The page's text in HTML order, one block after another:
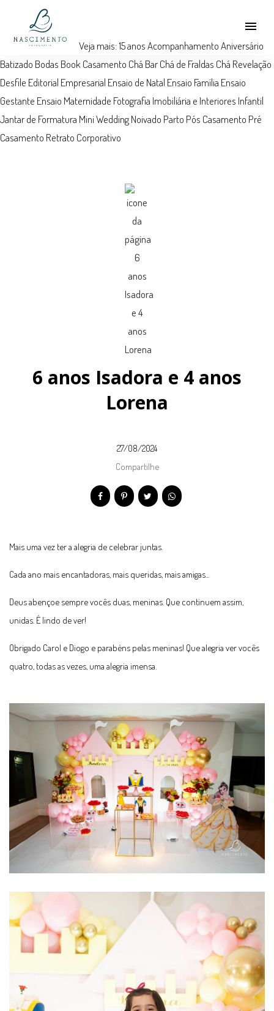
menu
Veja mais:15 anos AcompanhamentoAniversário
Batizado Bodas Book Casamento Chá BarChá de Fraldas Chá Revelação
Desfile Editorial Empresarial Ensaio de Natal Ensaio Família Ensaio
Gestante Ensaio Maternidade Fotografia Imobiliária e Interiores Infantil
Jantar de Formatura Mini WeddingNoivado Parto Pós Casamento Pré
Casamento Retrato Corporativo
6 anos Isadora e 4 anos
Lorena
27/08/2024
Compartilhe
Mais uma vez ter a alegria de celebrar juntas.
Cada ano mais encantadoras, mais queridas, mais amigas...
Deus abençoe sempre vocês duas, meninas. Que continuem assim,
unidas. É lindo de ver!
Obrigado Carol e Diogo e parabéns pelas meninas! Que alegria ver vocês
quatro, todas as vezes, uma alegria imensa.